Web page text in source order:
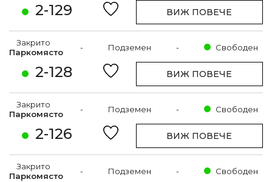
2-129 ВИЖ ПОВЕЧЕ
2-128
Закрито
Паркомясто
- Подземен - Свободен
ВИЖ ПОВЕЧЕ
2-126
Закрито
Паркомясто
- Подземен - Свободен
ВИЖ ПОВЕЧЕ
Закрито
Паркомясто
- Подземен - Свободен